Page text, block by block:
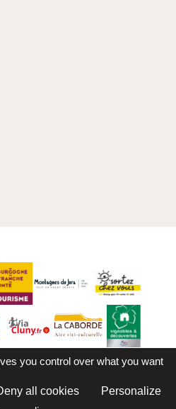
you control over what you want
all cookies
Personalize